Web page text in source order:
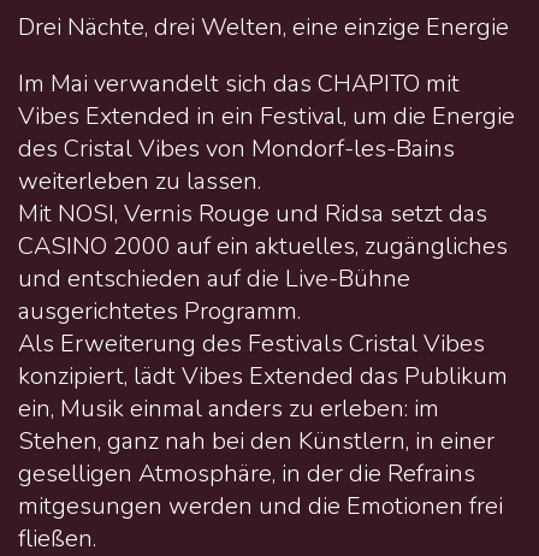
Drei Nächte, drei Welten, eine einzige Energie
Im Mai verwandelt sich das CHAPITO mit
Vibes Extended in ein Festival, um die Energie
des Cristal Vibes von Mondorf-les-Bains
weiterleben zu lassen.
Mit NOSI, Vernis Rouge und Ridsa setzt das
CASINO 2000 auf ein aktuelles, zugängliches
und entschieden auf die Live-Bühne
ausgerichtetes Programm.
Als Erweiterung des Festivals Cristal Vibes
konzipiert, lädt Vibes Extended das Publikum
ein, Musik einmal anders zu erleben: im
Stehen, ganz nah bei den Künstlern, in einer
geselligen Atmosphäre, in der die Refrains
mitgesungen werden und die Emotionen frei
fließen.